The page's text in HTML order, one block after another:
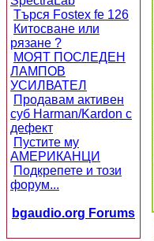
Търся Fostex fe 126
Китосване или
рязане ?
МОЯТ ПОСЛЕДЕН
ЛАМПОВ
УСИЛВАТЕЛ
Продавам активен
суб Harman/Kardon с
дефект
Пустите му
АМЕРИКАНЦИ
Подкрепете и този
форум...
bgaudio.org Forums